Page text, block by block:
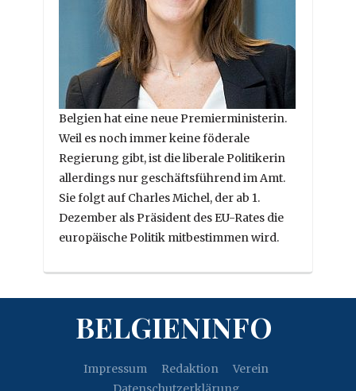
Belgien hat eine neue Premierministerin.
Weil es noch immer keine föderale
Regierung gibt, ist die liberale Politikerin
allerdings nur geschäftsführend im Amt.
Sie folgt auf Charles Michel, der ab 1.
Dezember als Präsident des EU-Rates die
europäische Politik mitbestimmen wird.
BELGIENINFO
Impressum Redaktion
Verein